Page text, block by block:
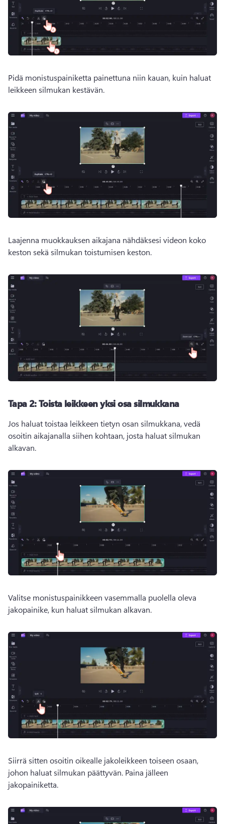
Pidä monistuspainiketta painettuna niin kauan, kuin haluat
leikkeen silmukan kestävän.
Laajenna muokkauksen aikajana nähdäksesi videon koko
keston sekä silmukan toistumisen keston.
Tapa 2: Toista leikkeen yksi osa silmukkana
Jos haluat toistaa leikkeen tietyn osan silmukkana, vedä
osoitin aikajanalla siihen kohtaan, josta haluat silmukan
alkavan.
Valitse monistuspainikkeen vasemmalla puolella oleva
jakopainike, kun haluat silmukan alkavan.
Siirrä sitten osoitin oikealle jakoleikkeen toiseen osaan,
johon haluat silmukan päättyvän. Paina jälleen
jakopainiketta.